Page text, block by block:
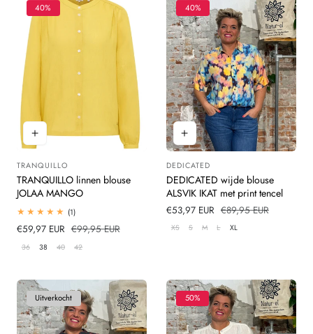
40%
Leverancier:
TRANQUILLO
TRANQUILLO linnen blouse
JOLAA MANGO
(1)1
beoordelingen
Verkoopprijs
€59,97 EUR Normale
prijs
€99,95 EUR
36 38 40 42
40%
Leverancier:
DEDICATED
DEDICATED wijde blouse
ALSVIK IKAT met print tencel
Verkoopprijs
€53,97 EUR Normale
prijs
€89,95 EUR
XS S M L XL
Uitverkocht 50%